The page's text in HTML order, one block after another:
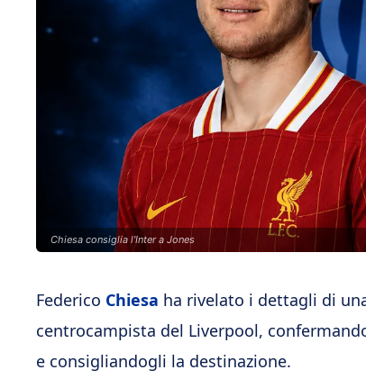
Chiesa consiglia l'Inter a Jones
Federico Chiesa ha rivelato i dettagli di
centrocampista del Liverpool,
e consigliandogli la destinazione.